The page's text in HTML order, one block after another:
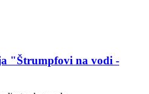
"Štrumpfovi na vodi -​